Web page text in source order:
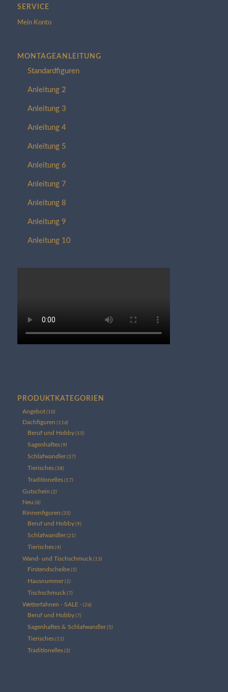
SERVICE
Mein Konto
MONTAGEANLEITUNG
Standardfiguren
Anleitung 2
Anleitung 3
Anleitung 4
Anleitung 5
Anleitung 6
Anleitung 7
Anleitung 8
Anleitung 9
Anleitung 10
PRODUKTKATEGORIEN
Angebot (10)
Dachfiguren (116)
Beruf und Hobby (15)
Sagenhaftes (9)
Schlafwandler (37)
Tierisches (38)
Traditionelles (17)
Gutschein (2)
Neu (8)
Rinnenfiguren (35)
Beruf und Hobby (9)
Schlafwandler (21)
Tierisches (4)
Wand- und Tischschmuck (13)
Firstendscheibe (5)
Hausnummer (1)
Tischschmuck (7)
Wetterfahnen - SALE - (26)
Beruf und Hobby (7)
Sagenhaftes & Schlafwandler (5)
Tierisches (11)
Traditionelles (3)